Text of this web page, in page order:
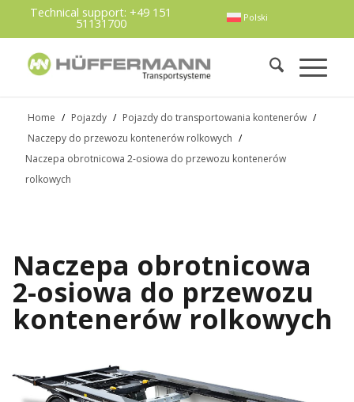
Polski
Technical support: +49 151
51131700
Home / Pojazdy / Pojazdy do transportowania kontenerów /
Naczepy do przewozu kontenerów rolkowych /
Naczepa obrotnicowa 2-osiowa do przewozu kontenerów
rolkowych
Naczepa obrotnicowa
2-osiowa do przewozu
kontenerów rolkowych